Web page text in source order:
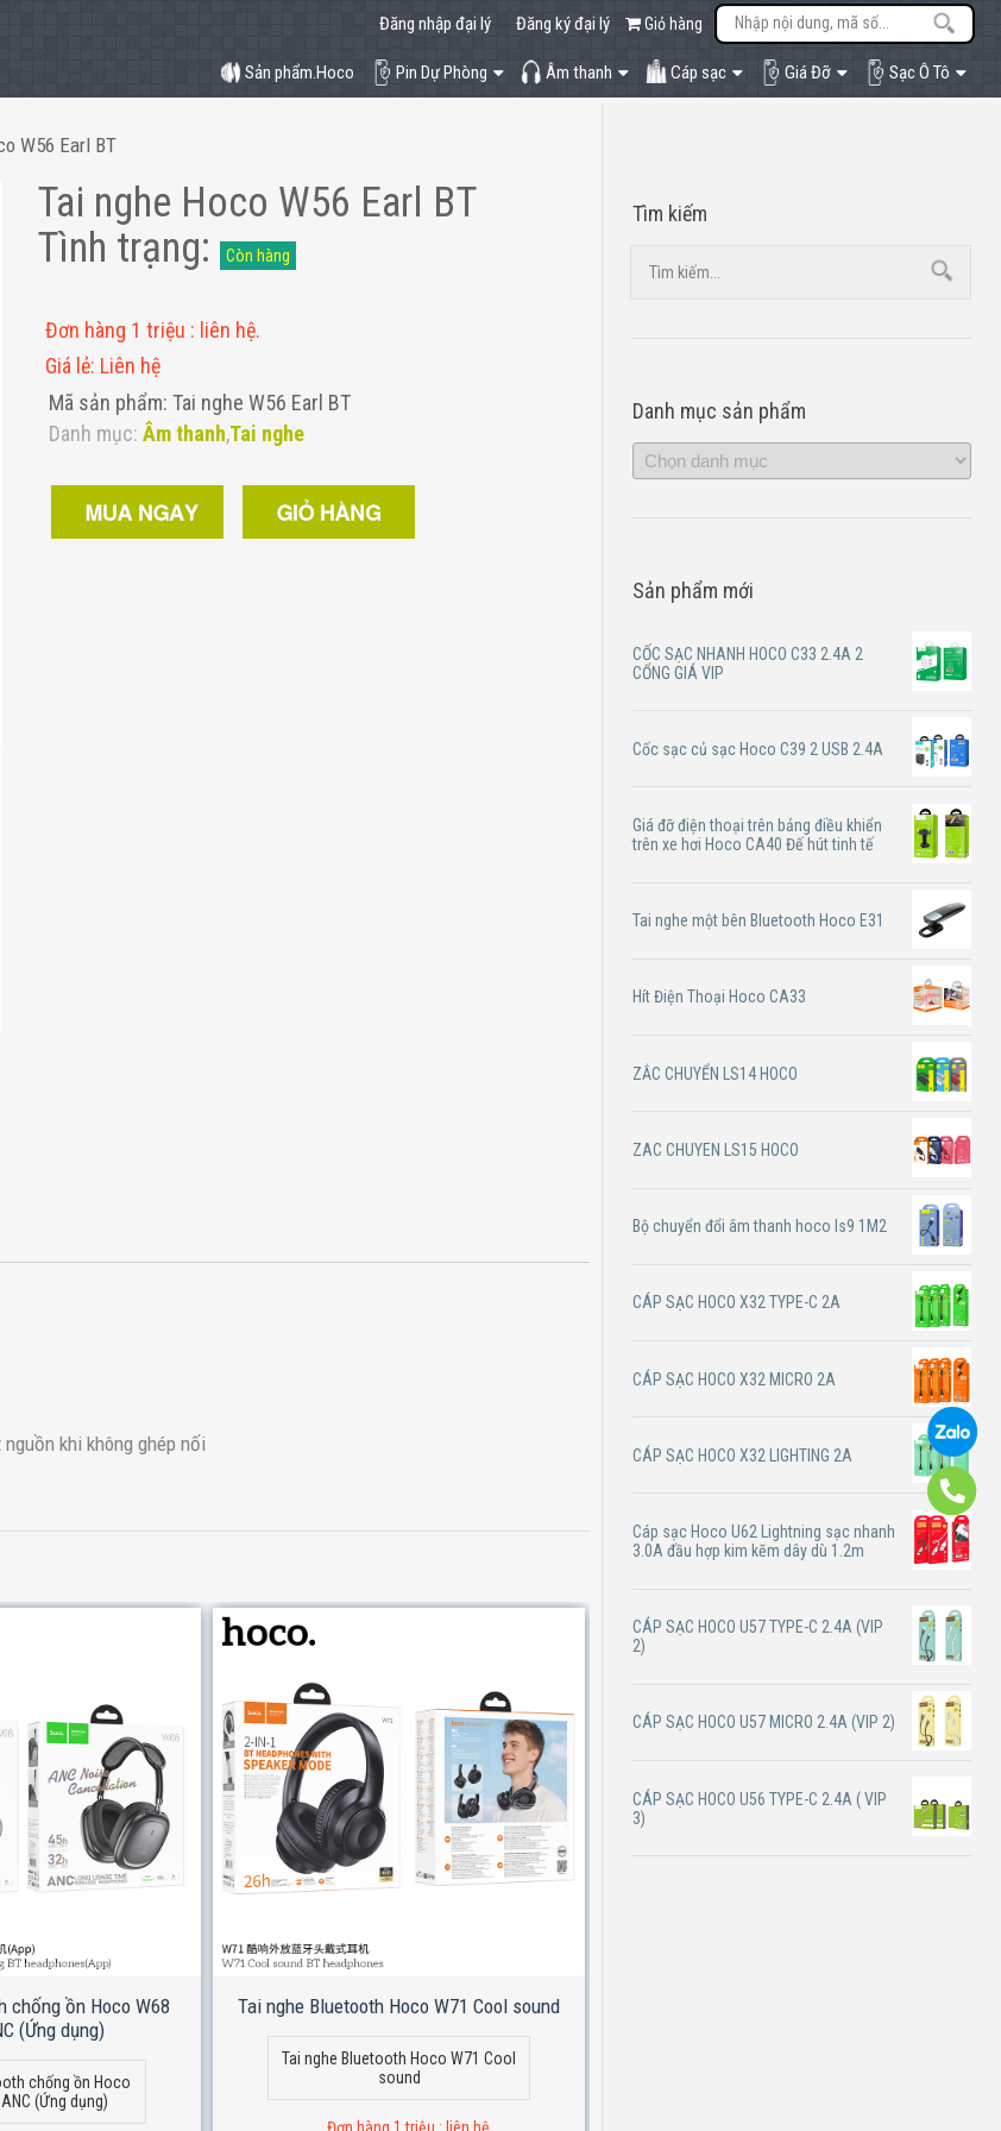
Đăng nhập đại lý Đăng ký đại lý Giỏ hàng
Sản phẩm.Hoco Pin Dự Phòng Âm thanh Cáp sạc Giá Đỡ Sạc Ô Tô
W56 Earl BT
Tai nghe Hoco W56 Earl BT
Tình trạng: Còn hàng
Đơn hàng 1 triệu : liên hệ.
Giá lẻ: Liên hệ
Mã sản phẩm: Tai nghe W56 Earl BT
Danh mục: Âm thanh,Tai nghe
khi không ghép nối
chống ồn Hoco W68
(Ứng dụng)
chống ồn Hoco
(Ứng dụng)
Tai nghe Bluetooth Hoco W71 Cool sound
Tai nghe Bluetooth Hoco W71 Cool
sound
Đơn hàng 1 triệu : liên hệ
Tìm kiếm
Danh mục sản phẩm
Sản phẩm mới
CỐC SẠC NHANH HOCO C33 2.4A 2
CỔNG GIÁ VIP
Cốc sạc củ sạc Hoco C39 2 USB 2.4A
Giá đỡ điện thoại trên bảng điều khiển
trên xe hơi Hoco CA40 Đế hút tinh tế
Tai nghe một bên Bluetooth Hoco E31
Hít Điện Thoại Hoco CA33
ZẮC CHUYỂN LS14 HOCO
ZAC CHUYEN LS15 HOCO
Bộ chuyển đổi âm thanh hoco ls9 1M2
CÁP SẠC HOCO X32 TYPE-C 2A
CÁP SẠC HOCO X32 MICRO 2A
CÁP SẠC HOCO X32 LIGHTING 2A
Cáp sạc Hoco U62 Lightning sạc nhanh
3.0A đầu hợp kim kẽm dây dù 1.2m
CÁP SẠC HOCO U57 TYPE-C 2.4A (VIP
2)
CÁP SẠC HOCO U57 MICRO 2.4A (VIP 2)
CÁP SẠC HOCO U56 TYPE-C 2.4A ( VIP
3)